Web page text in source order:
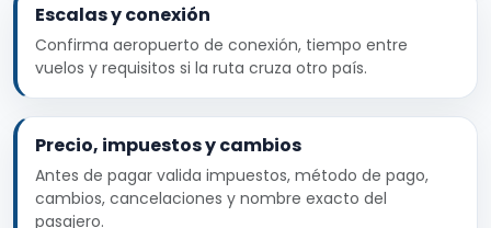
Escalas y conexión
Confirma aeropuerto de conexión, tiempo entre
vuelos y requisitos si la ruta cruza otro país.
Precio, impuestos y cambios
Antes de pagar valida impuestos, método de pago,
cambios, cancelaciones y nombre exacto del
pasajero.